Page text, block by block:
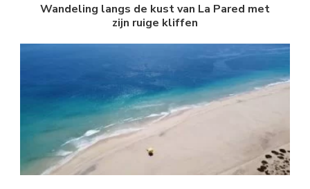
Wandeling langs de kust van La Pared met
zijn ruige kliffen